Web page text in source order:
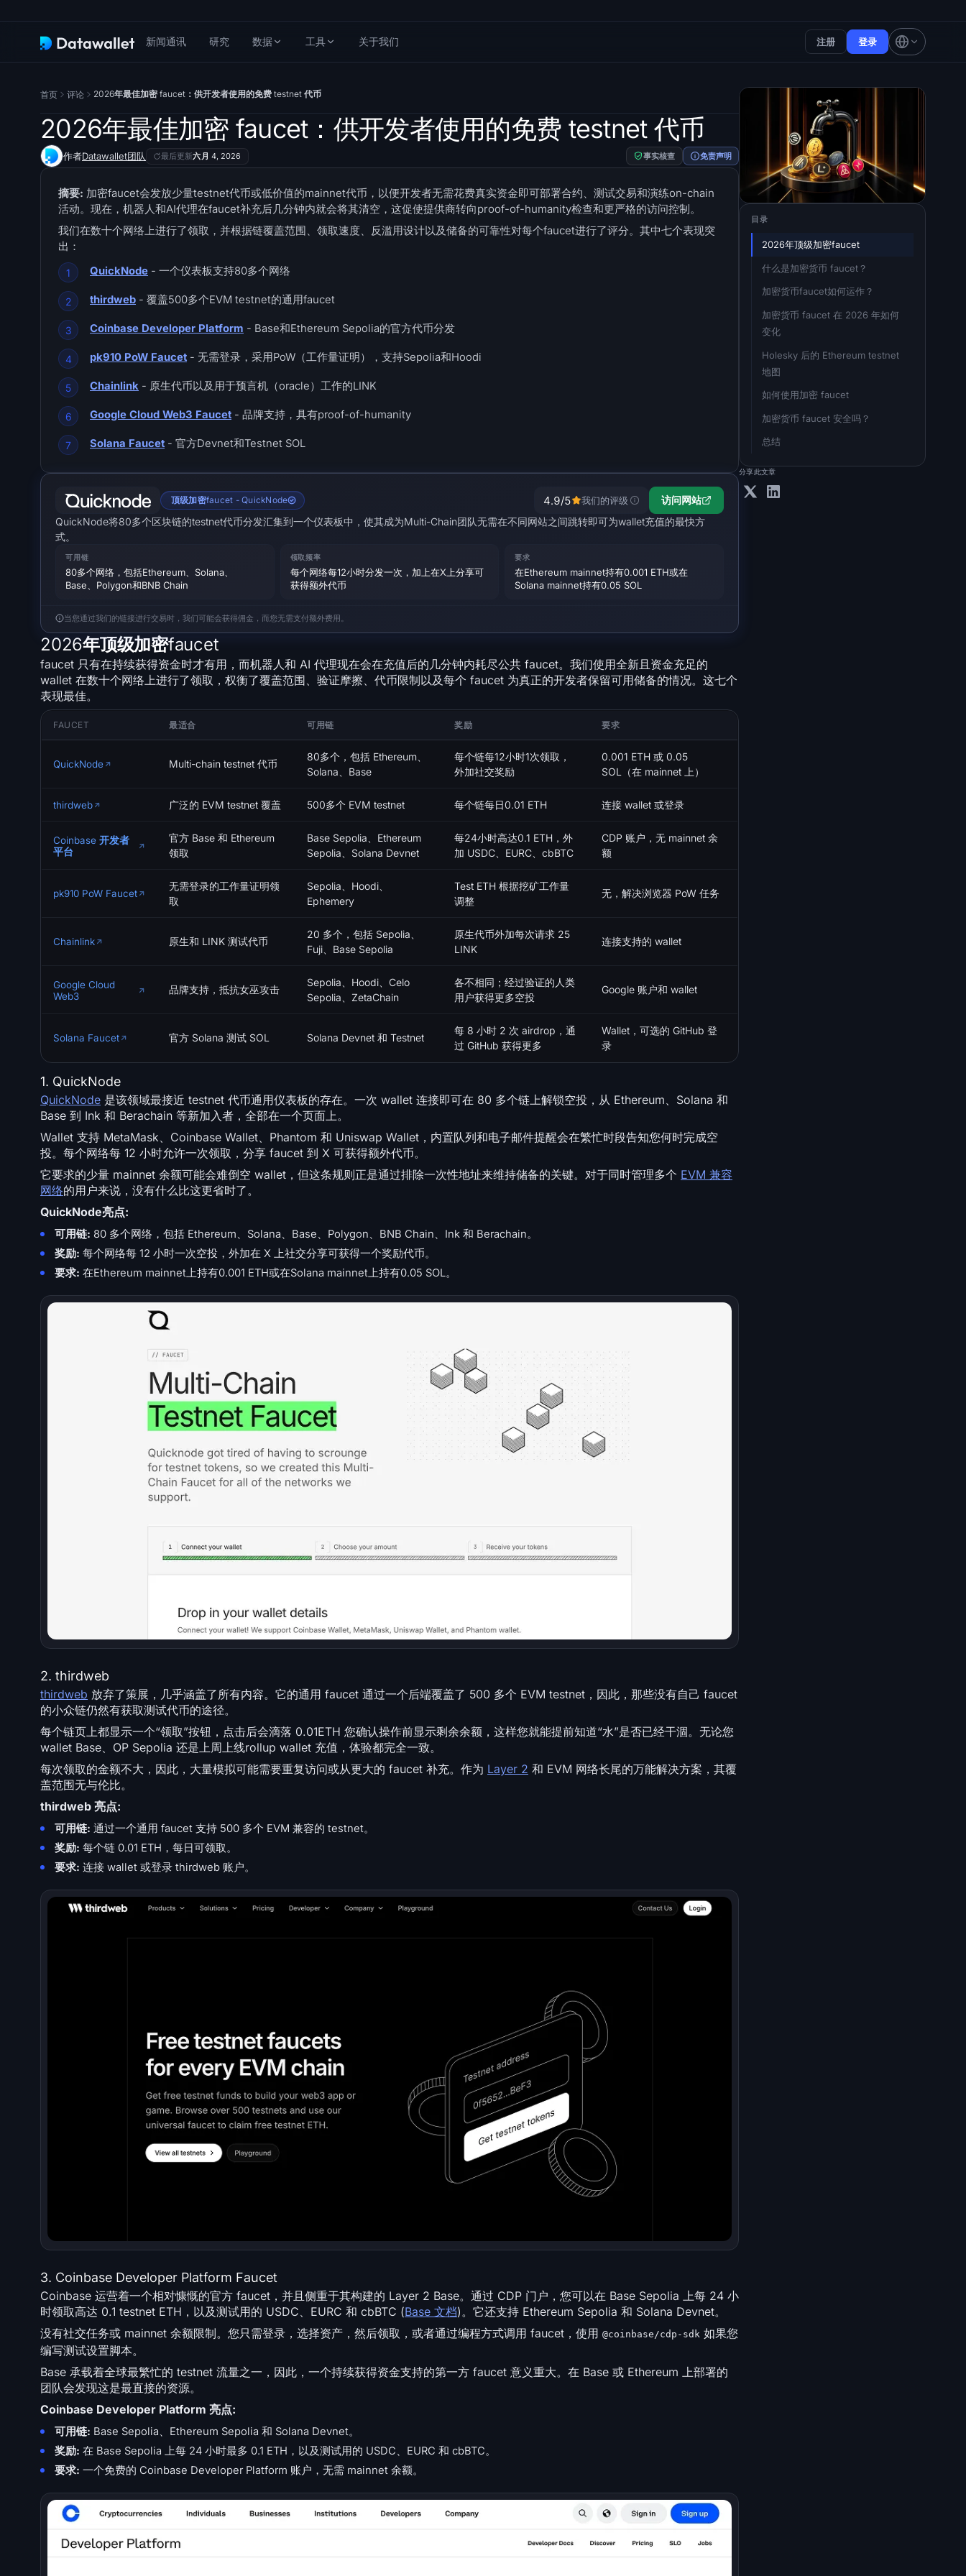
新闻通讯 研究 数据 工具 关于我们 注册 登录
首页 评论 2026年最佳加密 faucet：供开发者使用的免费 testnet 代币
2026年最佳加密 faucet：供开发者使用的免费 testnet 代币
作者Datawallet团队 最后更新六月 4, 2026 事实核查 免责声明
摘要: 加密faucet会发放少量testnet代币或低价值的mainnet代币，以便开发者无需花费真实资金即可部署合约、测试交易和演练on-chain
活动。现在，机器人和AI代理在faucet补充后几分钟内就会将其清空，这促使提供商转向proof-of-humanity检查和更严格的访问控制。
我们在数十个网络上进行了领取，并根据链覆盖范围、领取速度、反滥用设计以及储备的可靠性对每个faucet进行了评分。其中七个表现突
出：
QuickNode - 一个仪表板支持80多个网络
thirdweb - 覆盖500多个EVM testnet的通用faucet
Coinbase Developer Platform - Base和Ethereum Sepolia的官方代币分发
pk910 PoW Faucet - 无需登录，采用PoW（工作量证明），支持Sepolia和Hoodi
Chainlink - 原生代币以及用于预言机（oracle）工作的LINK
Google Cloud Web3 Faucet - 品牌支持，具有proof-of-humanity
Solana Faucet - 官方Devnet和Testnet SOL
顶级加密faucet - QuickNode 4.9/5 我们的评级 访问网站
QuickNode将80多个区块链的testnet代币分发汇集到一个仪表板中，使其成为Multi-Chain团队无需在不同网站之间跳转即可为wallet充值的最快方
式。
可用链
80多个网络，包括Ethereum、Solana、
Base、Polygon和BNB Chain
领取频率
每个网络每12小时分发一次，加上在X上分享可
获得额外代币
要求
在Ethereum mainnet持有0.001 ETH或在
Solana mainnet持有0.05 SOL
当您通过我们的链接进行交易时，我们可能会获得佣金，而您无需支付额外费用。
2026年顶级加密faucet
faucet 只有在持续获得资金时才有用，而机器人和 AI 代理现在会在充值后的几分钟内耗尽公共 faucet。我们使用全新且资金充足的
wallet 在数十个网络上进行了领取，权衡了覆盖范围、验证摩擦、代币限制以及每个 faucet 为真正的开发者保留可用储备的情况。这七个
表现最佳。
FAUCET 最适合 可用链 奖励 要求
QuickNode Multi-chain testnet 代币
80多个，包括 Ethereum、
Solana、Base
每个链每12小时1次领取，
外加社交奖励
0.001 ETH 或 0.05
SOL（在 mainnet 上）
thirdweb 广泛的 EVM testnet 覆盖 500多个 EVM testnet 每个链每日0.01 ETH 连接 wallet 或登录
Coinbase 开发者
平台
官方 Base 和 Ethereum
领取
Base Sepolia、Ethereum
Sepolia、Solana Devnet
每24小时高达0.1 ETH，外
加 USDC、EURC、cbBTC
CDP 账户，无 mainnet 余
额
pk910 PoW Faucet
无需登录的工作量证明领
取
Sepolia、Hoodi、
Ephemery
Test ETH 根据挖矿工作量
调整
无，解决浏览器 PoW 任务
Chainlink 原生和 LINK 测试代币
20 多个，包括 Sepolia、
Fuji、Base Sepolia
原生代币外加每次请求 25
LINK
连接支持的 wallet
Google Cloud
Web3
品牌支持，抵抗女巫攻击
Sepolia、Hoodi、Celo
Sepolia、ZetaChain
各不相同；经过验证的人类
用户获得更多空投
Google 账户和 wallet
Solana Faucet 官方 Solana 测试 SOL Solana Devnet 和 Testnet
每 8 小时 2 次 airdrop，通
过 GitHub 获得更多
Wallet，可选的 GitHub 登
录
1. QuickNode
QuickNode 是该领域最接近 testnet 代币通用仪表板的存在。一次 wallet 连接即可在 80 多个链上解锁空投，从 Ethereum、Solana 和
Base 到 Ink 和 Berachain 等新加入者，全部在一个页面上。
Wallet 支持 MetaMask、Coinbase Wallet、Phantom 和 Uniswap Wallet，内置队列和电子邮件提醒会在繁忙时段告知您何时完成空
投。每个网络每 12 小时允许一次领取，分享 faucet 到 X 可获得额外代币。
它要求的少量 mainnet 余额可能会难倒空 wallet，但这条规则正是通过排除一次性地址来维持储备的关键。对于同时管理多个 EVM 兼容
网络的用户来说，没有什么比这更省时了。
QuickNode亮点:
可用链: 80 多个网络，包括 Ethereum、Solana、Base、Polygon、BNB Chain、Ink 和 Berachain。
奖励: 每个网络每 12 小时一次空投，外加在 X 上社交分享可获得一个奖励代币。
要求: 在Ethereum mainnet上持有0.001 ETH或在Solana mainnet上持有0.05 SOL。
2. thirdweb
thirdweb 放弃了策展，几乎涵盖了所有内容。它的通用 faucet 通过一个后端覆盖了 500 多个 EVM testnet，因此，那些没有自己 faucet
的小众链仍然有获取测试代币的途径。
每个链页上都显示一个“领取”按钮，点击后会滴落 0.01ETH 您确认操作前显示剩余余额，这样您就能提前知道“水”是否已经干涸。无论您
wallet Base、OP Sepolia 还是上周上线rollup wallet 充值，体验都完全一致。
每次领取的金额不大，因此，大量模拟可能需要重复访问或从更大的 faucet 补充。作为 Layer 2 和 EVM 网络长尾的万能解决方案，其覆
盖范围无与伦比。
thirdweb 亮点:
可用链: 通过一个通用 faucet 支持 500 多个 EVM 兼容的 testnet。
奖励: 每个链 0.01 ETH，每日可领取。
要求: 连接 wallet 或登录 thirdweb 账户。
3. Coinbase Developer Platform Faucet
Coinbase 运营着一个相对慷慨的官方 faucet，并且侧重于其构建的 Layer 2 Base。通过 CDP 门户，您可以在 Base Sepolia 上每 24 小
时领取高达 0.1 testnet ETH，以及测试用的 USDC、EURC 和 cbBTC (Base 文档)。它还支持 Ethereum Sepolia 和 Solana Devnet。
没有社交任务或 mainnet 余额限制。您只需登录，选择资产，然后领取，或者通过编程方式调用 faucet，使用 @coinbase/cdp-sdk 如果您
编写测试设置脚本。
Base 承载着全球最繁忙的 testnet 流量之一，因此，一个持续获得资金支持的第一方 faucet 意义重大。在 Base 或 Ethereum 上部署的
团队会发现这是最直接的资源。
Coinbase Developer Platform 亮点:
可用链: Base Sepolia、Ethereum Sepolia 和 Solana Devnet。
奖励: 在 Base Sepolia 上每 24 小时最多 0.1 ETH，以及测试用的 USDC、EURC 和 cbBTC。
要求: 一个免费的 Coinbase Developer Platform 账户，无需 mainnet 余额。
目录
2026年顶级加密faucet
什么是加密货币 faucet？
加密货币faucet如何运作？
加密货币 faucet 在 2026 年如何
变化
Holesky 后的 Ethereum testnet
地图
如何使用加密 faucet
加密货币 faucet 安全吗？
总结
分享此文章